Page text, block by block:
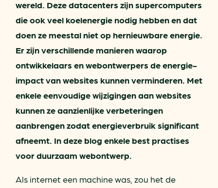
wereld. Deze datacenters zijn supercomputers
die ook veel koelenergie nodig hebben en dat
doen ze meestal niet op hernieuwbare energie.
Er zijn verschillende manieren waarop
ontwikkelaars en webontwerpers de energie-
impact van websites kunnen verminderen. Met
enkele eenvoudige wijzigingen aan websites
kunnen ze aanzienlijke verbeteringen
aanbrengen zodat energieverbruik significant
afneemt. In deze blog enkele best practises
voor duurzaam webontwerp.
Als internet een machine was, zou het de